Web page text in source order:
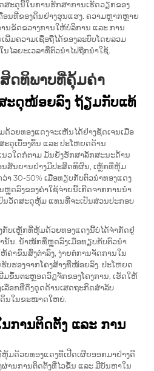
ສະດຸນີ້ໃນການຮັກສາການເຮັດວຽກຂອງ
ອນທີ່ຂອງດິນຢ່າງຮຸນແຮງ. ຄວາມຫຼາກຫຼາຍ
ຂັດຂວາງການໃຫ້ບໍລິການ ແລະ ການ
ພີ່ມຄວາມເຊື່ອຖືໄດ້ຂອງລະບົບໂດຍລວມ
ໄລຍະເວລາທີ່ຕົວນຳໄຟຖືກນຳໃຊ້.
ດທິພາບທີ່ຄຸ້ມຄ່າ
ະດຸໜ້ອຍລົງ ຖ້ຽມກັບແທ້
ວຍທອງແດງຈະເຫັນໄດ້ຢ່າງຊັດເຈນເມື່ອ
ະດຸເບື້ອງຕົ້ນ ແລະ ປະໂຫຍດດ້ານ
ນວໃດກໍຕາມ ມັນຍັງຮັກສາລັກສະນະດ້ານ
ນສັນຍານຢ່າງມີປະສິດທິຜົນ, ເຫຼັກທີ່ຫຸ້ມ
າ 30-50% ເມື່ອທຽບກັບຕົວນຳທອງແດງ
ດລົງຂອງຄ່າໃຊ້ຈ່າຍນີ້ເກີດຈາກການນຳ
ນວັດສະດຸຫຸ້ມ ແທນທີ່ຈະເປັນສ່ວນປະກອບ
ບເຫຼັກທີ່ຫຸ້ມດ້ວຍທອງແດງນີ້ບໍ່ໄດ້ຈຳກັດຢູ່
ນັ້ນ. ນ້ຳໜັກທີ່ຫຼຸດລົງເມື່ອທຽບກັບຕົວນຳ
ຄ່າຂົນສົ່ງຕ່ຳລົງ, ງ່າຍຕໍ່ການຈັດການໃນ
ບຮອງຈາກໂຄງສ້າງທີ່ໜ້ອຍລົງ. ປະໂຫຍດ
ມຂຶ້ນຕະຫຼອດວົฏຈັກຂອງໂຄງການ, ເຮັດໃຫ້
ລືອກທີ່ດຶງດູດດ້ານເສດຖະກິດສຳລັບ
ດິນໃນຂະໜາດໃຫຍ່.
ການຕິດຕັ້ງ ແລະ ການ
ມດ້ວຍທອງແດງທີ່ເປີດເຜີຍອອກມາຢ່າງດີ
ານການຕິດຕັ້ງທີ່ໄວຂຶ້ນ ແລະ ມີບັນຫາໃນ